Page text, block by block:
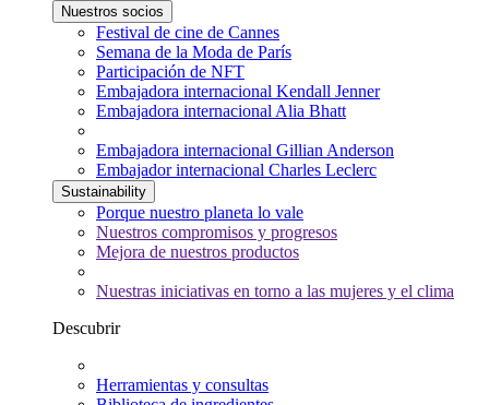
Nuestros socios
Festival de cine de Cannes
Semana de la Moda de París
Participación de NFT
Embajadora internacional Kendall Jenner
Embajadora internacional Alia Bhatt
Embajadora internacional Gillian Anderson
Embajador internacional Charles Leclerc
Sustainability
Porque nuestro planeta lo vale
Nuestros compromisos y progresos
Mejora de nuestros productos
Nuestras iniciativas en torno a las mujeres y el clima
Descubrir
Herramientas y consultas